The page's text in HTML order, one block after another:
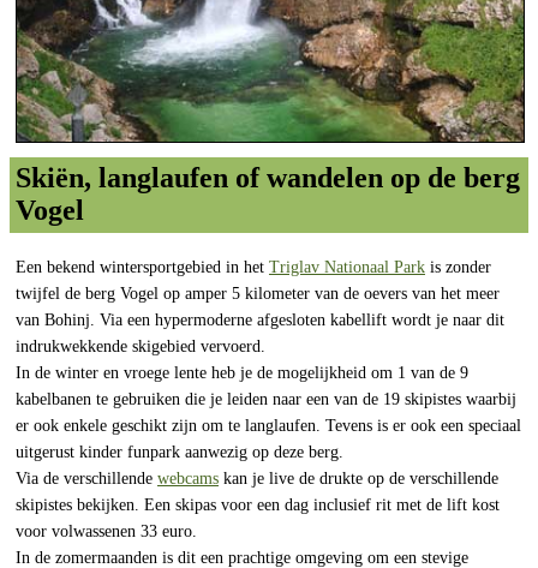
Skiën, langlaufen of wandelen op de berg
Vogel
Een bekend wintersportgebied in het Triglav Nationaal Park is zonder
twijfel de berg Vogel op amper 5 kilometer van de oevers van het meer
van Bohinj. Via een hypermoderne afgesloten kabellift wordt je naar dit
indrukwekkende skigebied vervoerd.
In de winter en vroege lente heb je de mogelijkheid om 1 van de 9
kabelbanen te gebruiken die je leiden naar een van de 19 skipistes waarbij
er ook enkele geschikt zijn om te langlaufen. Tevens is er ook een speciaal
uitgerust kinder funpark aanwezig op deze berg.
Via de verschillende webcams kan je live de drukte op de verschillende
skipistes bekijken. Een skipas voor een dag inclusief rit met de lift kost
voor volwassenen 33 euro.
In de zomermaanden is dit een prachtige omgeving om een stevige